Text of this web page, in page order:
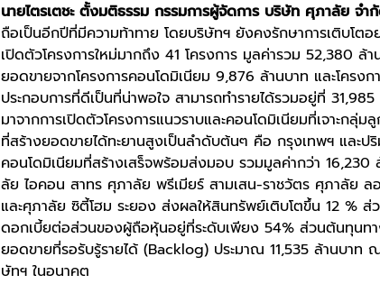
นายไตรเตชะ ตั้งมติธรรม กรรมการผู้จัดการ บริษัท ศุภาลัย จำ
ถือเป็นอีกปีที่มีความท้าทาย โดยบริษัทฯ ยังคงรักษาการเติบโต
เปิดตัวโครงการใหม่มากถึง 41 โครงการ มูลค่ารวม 52,380
ยอดขายจากโครงการคอนโดมิเนียม 9,876 ล้านบาท และโครง
ประกอบการที่ดีเป็นที่น่าพอใจ สามารถทำรายได้รวมอยู่ที่
มาจากการเปิดตัวโครงการแนวราบและคอนโดมิเนียมที่เจาะก
ที่สร้างยอดขายได้ทะยานสูงเป็นลำดับต้นๆ คือ กรุงเทพฯ และ
คอนโดมิเนียมที่สร้างเสร็จพร้อมส่งมอบ รวมมูลค่ากว่า
ลัย ไอคอน สาทร ศุภาลัย พรีเมียร์ สามเสน-ราชวัตร ศุภาลัย
และศุภาลัย ซิตี้โฮม ระยอง ส่งผลให้สินทรัพย์เติบโตขึ้น 12 %
ดอกเบี้ยต่อส่วนของผู้ถือหุ้นอยู่ที่ระดับเพียง 54% ส่วนต้นทุนท
ยอดขายที่รอรับรู้รายได้ (Backlog) ประมาณ 11,535 ล้านบาท
ษัทฯ ในอนาคต